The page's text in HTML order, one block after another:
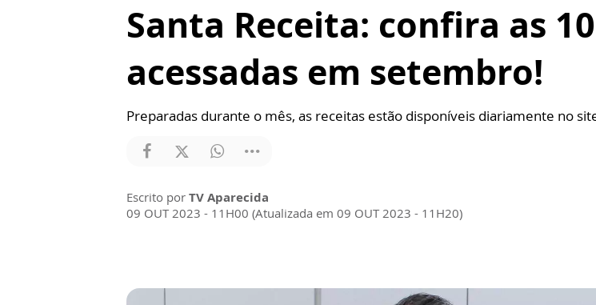
Santa Receita: confira as
acessadas em setembro!
Preparadas durante o mês, as receitas estão disponíveis diariamente no
Escrito por TV Aparecida
09 OUT 2023 - 11H00 (Atualizada em 09 OUT 2023 - 11H20)